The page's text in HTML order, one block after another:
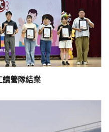
營隊結業